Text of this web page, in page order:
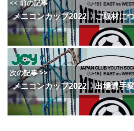
<< 前の記事
メニコンカップ2022 ご取材に
次の記事 >>
メニコンカップ2022 出場選手